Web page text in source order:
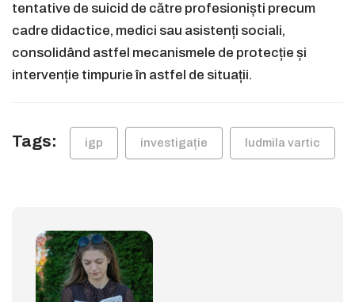
tentative de suicid de către profesioniști precum
cadre didactice, medici sau asistenți sociali,
consolidând astfel mecanismele de protecție și
intervenție timpurie în astfel de situații.
Tags: igp investigație ludmila vartic